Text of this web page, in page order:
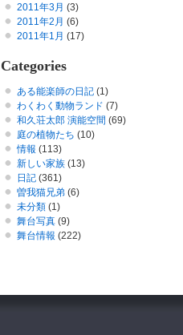
2011年3月 (3)
2011年2月 (6)
2011年1月 (17)
Categories
ある能楽師の日記 (1)
わくわく動物ランド (7)
和久荘太郎 演能空間 (69)
庭の植物たち (10)
情報 (113)
新しい家族 (13)
日記 (361)
曽我猫兄弟 (6)
未分類 (1)
舞台写真 (9)
舞台情報 (222)